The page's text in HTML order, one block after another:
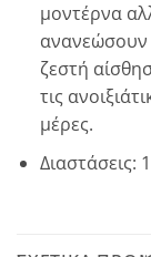
μοντέρνα
ανανεώσουν
ζεστή
τις
μέρες.
Διαστάσεις: